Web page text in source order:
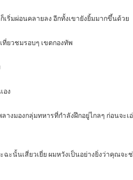
ริ่มผ่อนคลายลง อีกทั้งเขายังยิ้มมากขึ้นด้วย
ที่ยวชมรอบๆ เขตกองทัพ
อง
างมองกลุ่มทหารที่กำลังฝึกอยู่ไกลๆ ก่อนจ
ฉะนั้นเสี่ยวเยี่ย ผมหวังเป็นอย่างยิ่งว่าคุณจ